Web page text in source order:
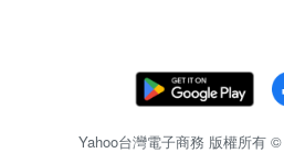
Yahoo台灣電子商務 版權所有